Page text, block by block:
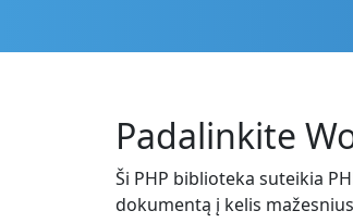
Padalinkite
Ši PHP biblioteka suteikia
dokumentą į kelis